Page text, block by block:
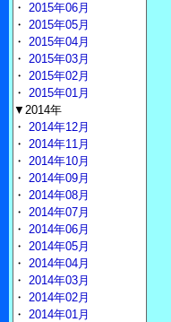
・ 2015年06月
・ 2015年05月
・ 2015年04月
・ 2015年03月
・ 2015年02月
・ 2015年01月
▼2014年
・ 2014年12月
・ 2014年11月
・ 2014年10月
・ 2014年09月
・ 2014年08月
・ 2014年07月
・ 2014年06月
・ 2014年05月
・ 2014年04月
・ 2014年03月
・ 2014年02月
・ 2014年01月